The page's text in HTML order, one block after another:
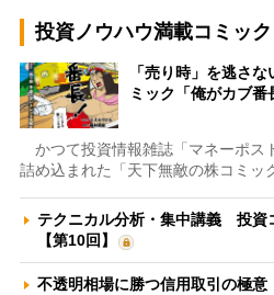
投資ノウハウ満載コミック
「売り時」を逃さ
ミック「俺がカブ番
かつて投資情報雑誌「マネーポス
詰め込まれた「天下無敵の株コミッ
テクニカル分析・集中講義 投資
【第10回】
不透明相場に勝つ信用取引の極